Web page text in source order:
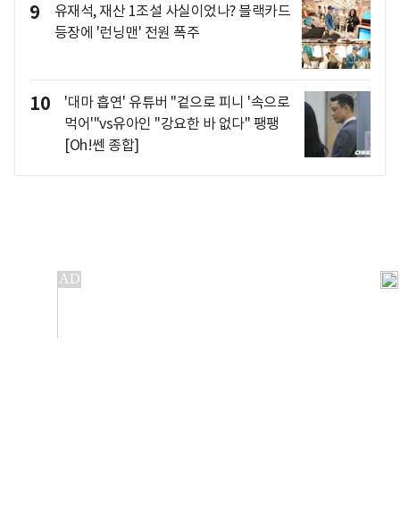
9
유재석, 재산 1조설 사실이었나? 블랙카드
등장에 '런닝맨' 전원 폭주
10
'대마 흡연' 유튜버 "겉으로 피니 '속으로
먹어'"vs유아인 "강요한 바 없다" 팽팽
[Oh!쎈 종합]